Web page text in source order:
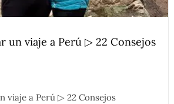
un viaje a Perú ▷ 22 Consejos
viaje a Perú ▷ 22 Consejos